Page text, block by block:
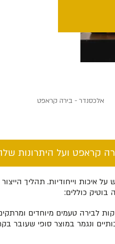
אלכסנדר - בירה קראפט
קראפט ועל היתרונות
איכות וייחודיות. תהליך
בוטיק כוללים:
לבירה טעמים מיוחדים
ונגמר במוצר סופי שעובר